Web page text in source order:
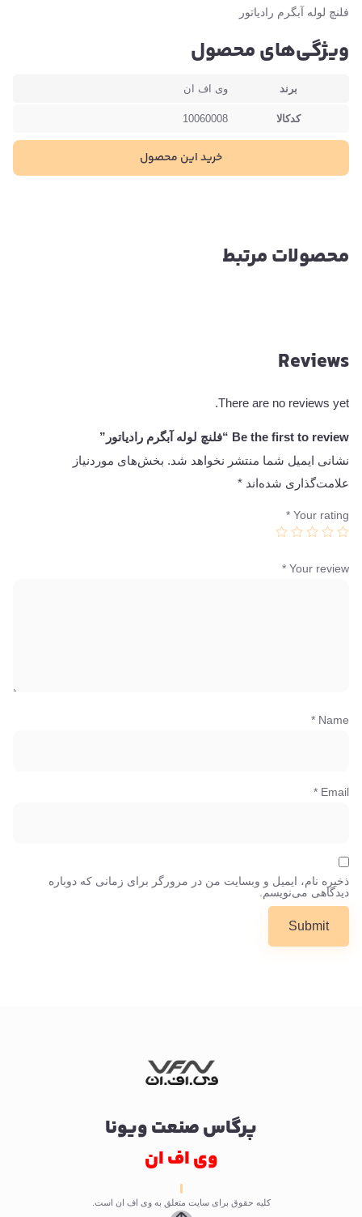
فلنچ لوله آبگرم رادیاتور
ویژگی‌های محصول
برند وی اف ان
کدکالا 10060008
خرید این محصول
محصولات مرتبط
Reviews
There are no reviews yet.
Be the first to review “فلنچ لوله آبگرم رادیاتور”
نشانی ایمیل شما منتشر نخواهد شد. بخش‌های موردنیاز
علامت‌گذاری شده‌اند *
Your rating
*
Your review
*
Name
*
Email
*
ذخیره نام، ایمیل و وبسایت من در مرورگر برای زمانی که دوباره
دیدگاهی می‌نویسم.
پرگاس صنعت ویونا
وی اف ان
کلیه حقوق برای سایت متعلق به وی اف ان است.